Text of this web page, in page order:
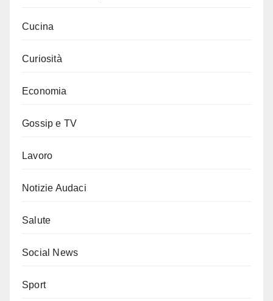
Cucina
Curiosità
Economia
Gossip e TV
Lavoro
Notizie Audaci
Salute
Social News
Sport